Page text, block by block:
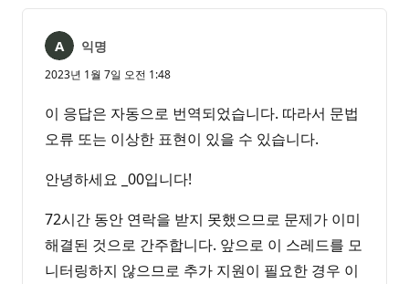
익명
2023년 1월 7일 오전 1:48
이 응답은 자동으로 번역되었습니다. 따라서 문법
오류 또는 이상한 표현이 있을 수 있습니다.
안녕하세요 _00입니다!
72시간 동안 연락을 받지 못했으므로 문제가 이미
해결된 것으로 간주합니다. 앞으로 이 스레드를 모
니터링하지 않으므로 추가 지원이 필요한 경우 이